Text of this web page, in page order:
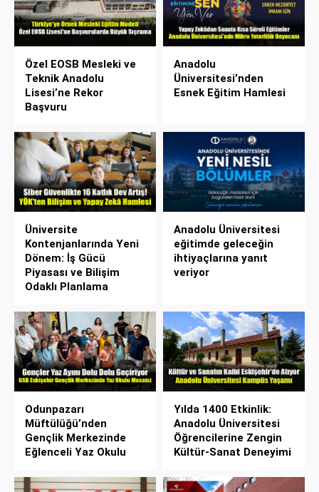
Özel EOSB Mesleki ve
Teknik Anadolu
Lisesi’ne Rekor
Başvuru
Anadolu
Üniversitesi’nden
Esnek Eğitim Hamlesi
Üniversite
Kontenjanlarında Yeni
Dönem: İş Gücü
Piyasası ve Bilişim
Odaklı Planlama
Anadolu Üniversitesi
eğitimde geleceğin
ihtiyaçlarına yanıt
veriyor
Odunpazarı
Müftülüğü’nden
Gençlik Merkezinde
Eğlenceli Yaz Okulu
Yılda 1400 Etkinlik:
Anadolu Üniversitesi
Öğrencilerine Zengin
Kültür-Sanat Deneyimi